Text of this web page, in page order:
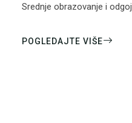
Srednje obrazovanje i odgoj
POGLEDAJTE VIŠE